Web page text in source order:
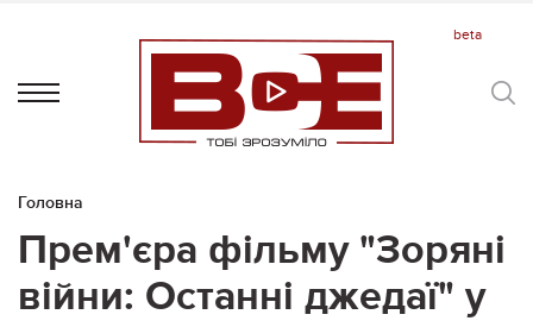
Головна
Прем'єра фільму "Зоряні
війни: Останні джедаї" у